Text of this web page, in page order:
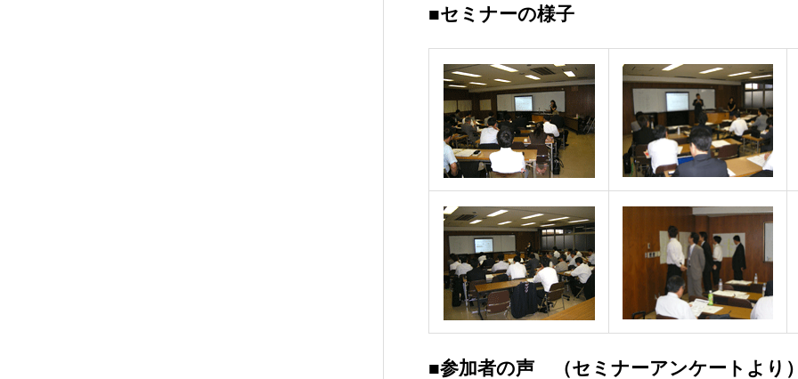
■セミナーの様子
■参加者の声 （セミナーアンケートより